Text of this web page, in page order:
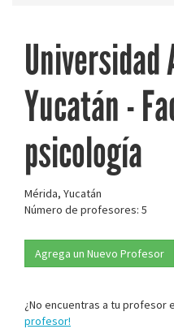
Universidad
Yucatán -
psicología
Mérida, Yucatán
Número de profesores: 5
Agrega un Nuevo Profesor
¿No encuentras a tu profesor
profesor!